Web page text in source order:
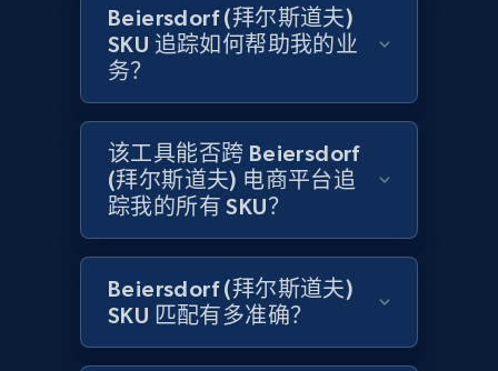
Title, Seller name, Brand, Description, Initial
price, Currency, Availability, Reviews count, and
Home Depot US
URL, Domain, Country code, Model number,
Sku, Product id, Product name, Manufacturer,
and more.
Beiersdorf (拜尔斯道夫)
SKU 追踪如何帮助我的业
务？
该工具能否跨 Beiersdorf
(拜尔斯道夫) 电商平台追
踪我的所有 SKU？
Beiersdorf (拜尔斯道夫)
SKU 匹配有多准确？